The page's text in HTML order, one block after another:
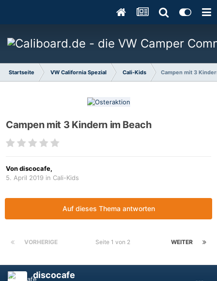
Startseite VW California Spezial Cali-Kids Campen mit 3
Campen mit 3 Kindern im Beach
Vondiscocafe,
5. April 2019 in Cali-Kids
Auf dieses Thema antworten
VORHERIGE WEITER
Seite 1 von 2
discocafe